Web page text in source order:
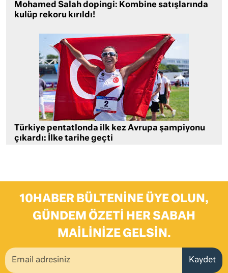
Mohamed Salah dopingi: Kombine satışlarında
kulüp rekoru kırıldı!
Türkiye pentatlonda ilk kez Avrupa şampiyonu
çıkardı: İlke tarihe geçti
10HABER BÜLTENINE ÜYE OLUN,
GÜNDEM ÖZETI HER SABAH
MAILINIZE GELSIN.
Kaydet